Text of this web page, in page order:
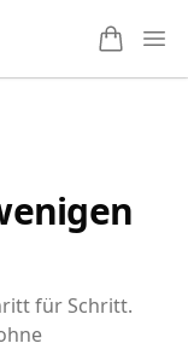
für Schritt.